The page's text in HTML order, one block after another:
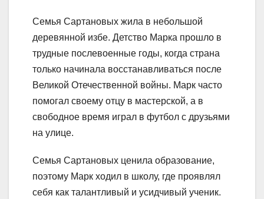
Семья Сартановых жила в небольшой
деревянной избе. Детство Марка прошло в
трудные послевоенные годы, когда страна
только начинала восстанавливаться после
Великой Отечественной войны. Марк часто
помогал своему отцу в мастерской, а в
свободное время играл в футбол с друзьями
на улице.
Семья Сартановых ценила образование,
поэтому Марк ходил в школу, где проявлял
себя как талантливый и усидчивый ученик.